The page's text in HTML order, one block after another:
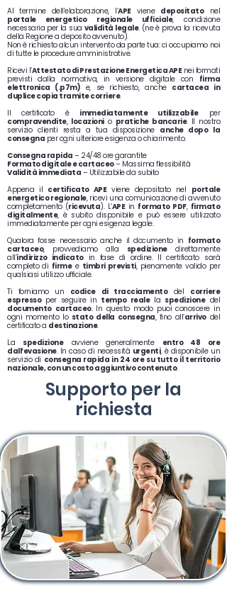
Al termine dell’elaborazione, l’APEviene depositatonel
portale energetico regionale ufficiale, condizione
necessaria per la sua validità legale. (ne è prova la ricevuta
della Regione a deposito avvenuto).
Non è richiesto alcun intervento da parte tua: ci occupiamo noi
di tutte le procedure amministrative.
Ricevi l’Attestato di Prestazione Energetica APEnei formati
previsti dalla normativa, in versione digitale con firma
elettronica (.p7m) e, se richiesto, anche cartacea in
duplice copia tramite corriere.
Il certificato è immediatamente utilizzabileper
compravendite, locazionio pratiche bancarie. Il nostro
servizio clienti resta a tua disposizione anche dopo la
consegna per ogni ulteriore esigenza o chiarimento.
Consegna rapida – 24/48 ore garantite
Formato digitale e cartaceo– Massima flessibilità
Validità immediata – Utilizzabile da subito
Appena il certificato APEviene depositato nel portale
energetico regionale, ricevi una comunicazione di avvenuto
completamento (ricevuta). L’APEin formato PDF, firmato
digitalmente, è subito disponibile e può essere utilizzato
immediatamente per ogni esigenza legale.
Qualora fosse necessario anche il documento in formato
cartaceo, provvediamo alla spedizionedirettamente
all’indirizzo indicatoin fase di ordine. Il certificato sarà
completo di firmee timbri previsti, pienamente valido per
qualsiasi utilizzo ufficiale.
Ti forniamo un codice di tracciamentodel corriere
espressoper seguire in tempo realela spedizionedel
documento cartaceo. In questo modo puoi conoscere in
ogni momento lo stato della consegna, fino all’arrivodel
certificato a destinazione.
La spedizioneavviene generalmente entro 48 ore
dall’evasione. In caso di necessità urgenti, è disponibile un
servizio di consegna rapida in 24 ore su tutto il territorio
nazionale, con un costo aggiuntivo contenuto.
Supporto per la
richiesta